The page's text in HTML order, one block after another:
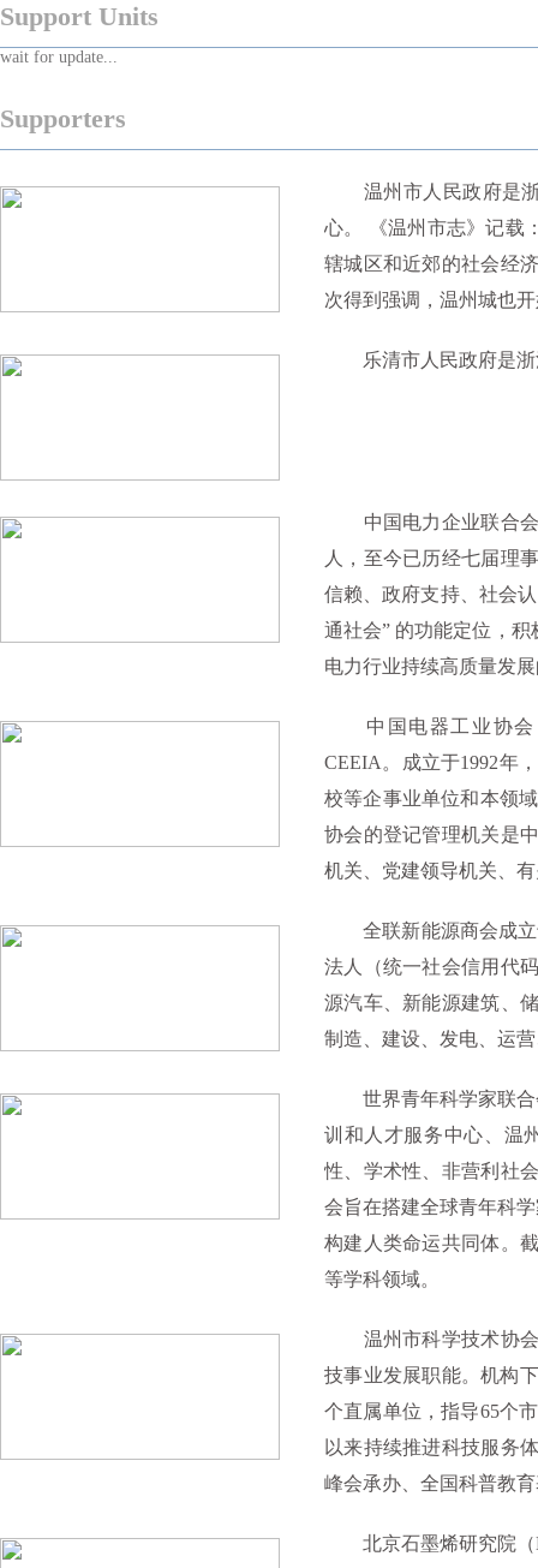
Support Units
wait for update...
Supporters
温州市人民政府是浙
心。 《温州市志》记载
辖城区和近郊的社会经
次得到强调，温州城也
乐清市人民政府是浙
中国电力企业联合会
人，至今已历经七届理
信赖、政府支持、社会
通社会” 的功能定位，
电力行业持续高质量发
中国电器工业协会（
CEEIA。成立于1992年
校等企事业单位和本领
协会的登记管理机关是
机关、党建领导机关、
全联新能源商会成立
法人（统一社会信用代
源汽车、新能源建筑、
制造、建设、发电、运
世界青年科学家联合会
训和人才服务中心、温
性、学术性、非营利社
会旨在搭建全球青年科
构建人类命运共同体。
等学科领域。
温州市科学技术协会
技事业发展职能。机构
个直属单位，指导65个
以来持续推进科技服务
峰会承办、全国科普教
北京石墨烯研究院（